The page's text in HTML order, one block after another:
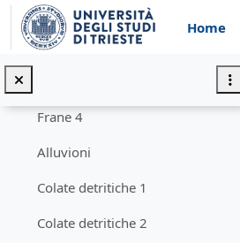
Vai al contenuto principale
Home
Frana (1)
Frana (2)
Frane 4
Alluvioni
Colate detritiche 1
Colate detritiche 2